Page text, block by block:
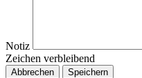
Notiz
Zeichen verbleibend
Abbrechen Speichern